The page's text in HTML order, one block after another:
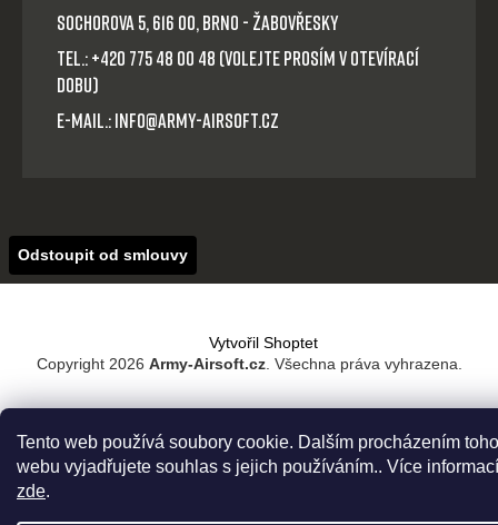
Tento web používá soubory cookie. Dalším procházením
webu vyjadřujete souhlas s jejich používáním.. Více informací
zde.
Sochorova 5, 616 00, Brno - Žabovřesky
Tel.: +420 775 48 00 48 (volejte prosím v otevírací
dobu)
E-mail.: info@army-airsoft.cz
Odstoupit od smlouvy
Vytvořil Shoptet
Copyright 2026 Army-Airsoft.cz. Všechna práva vyhrazena.